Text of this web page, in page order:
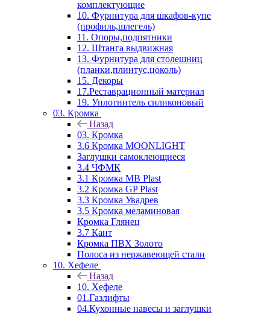
комплектующие
10. Фурнитура для шкафов-купе
(профиль,шлегель)
11. Опоры,подпятники
12. Штанга выдвижная
13. Фурнитура для столешниц
(планки,плинтус,цоколь)
15. Декоры
17.Реставрационный материал
19. Уплотнитель силиконовый
03. Кромка
Назад
03. Кромка
3.6 Кромка MOONLIGHT
Заглушки самоклеющиеся
3.4 ЧФМК
3.1 Кромка MB Plast
3.2 Кромка GP Plast
3.3 Кромка Увадрев
3.5 Кромка меламиновая
Кромка Глянец
3.7 Кант
Кромка ПВХ Золото
Полоса из нержавеющей стали
10. Хефеле
Назад
10. Хефеле
01.Газлифты
04.Кухонные навесы и заглушки